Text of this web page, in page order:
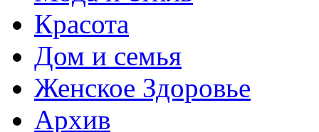
Красота
Дом и семья
Женское Здоровье
Архив